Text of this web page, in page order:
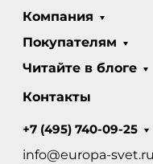
Компания
Покупателям
Читайте в блоге
Контакты
+7 (495) 740-09-25
info@europa-svet.ru